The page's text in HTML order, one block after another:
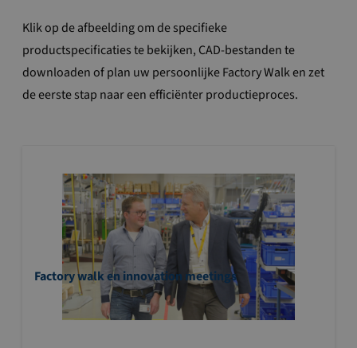
Klik op de afbeelding om de specifieke
productspecificaties te bekijken, CAD-bestanden te
downloaden of plan uw persoonlijke Factory Walk en zet
de eerste stap naar een efficiënter productieproces.
Factory walk en innovation meetings